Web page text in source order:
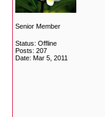
Senior Member
Status: Offline
Posts: 207
Date: Mar 5, 2011